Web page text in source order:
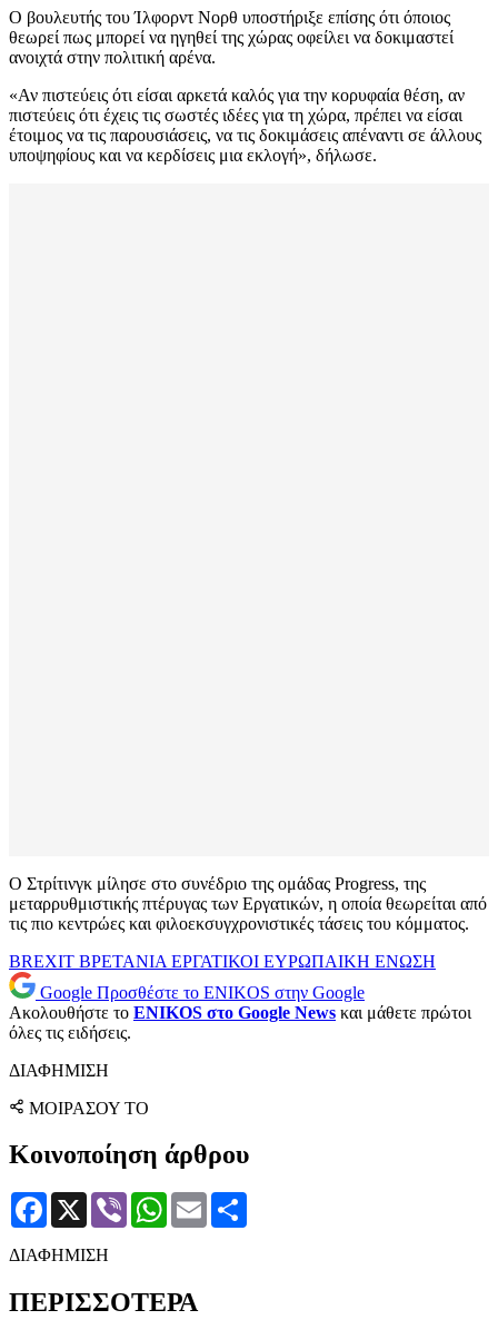
Ο βουλευτής του Ίλφορντ Νορθ υποστήριξε επίσης ότι όποιος
θεωρεί πως μπορεί να ηγηθεί της χώρας οφείλει να δοκιμαστεί
ανοιχτά στην πολιτική αρένα.
«Αν πιστεύεις ότι είσαι αρκετά καλός για την κορυφαία θέση, αν
πιστεύεις ότι έχεις τις σωστές ιδέες για τη χώρα, πρέπει να είσαι
έτοιμος να τις παρουσιάσεις, να τις δοκιμάσεις απέναντι σε άλλους
υποψηφίους και να κερδίσεις μια εκλογή», δήλωσε.
Ο Στρίτινγκ μίλησε στο συνέδριο της ομάδας Progress, της
μεταρρυθμιστικής πτέρυγας των Εργατικών, η οποία θεωρείται από
τις πιο κεντρώες και φιλοεκσυγχρονιστικές τάσεις του κόμματος.
BREXIT ΒΡΕΤΑΝΙΑ ΕΡΓΑΤΙΚΟΙ ΕΥΡΩΠΑΙΚΗ ΕΝΩΣΗ
Google Προσθέστε το ENIKOS στην Google
Ακολουθήστε το ENIKOS στο Google News και μάθετε πρώτοι
όλες τις ειδήσεις.
ΔΙΑΦΗΜΙΣΗ
ΜΟΙΡΑΣΟΥ ΤΟ
Κοινοποίηση άρθρου
Facebook
X Viber WhatsApp
Email
ΔΙΑΦΗΜΙΣΗ
ΠΕΡΙΣΣΟΤΕΡΑ